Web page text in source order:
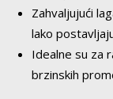
Zahvaljujući
lako
Idealne su za
brzinskih